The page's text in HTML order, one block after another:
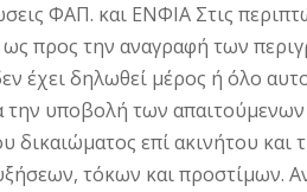
ΦΑΠ. και ΕΝΦΙΑ Στις
προς την αναγραφή των
έχει δηλωθεί μέρος ή όλο
την υποβολή των
δικαιώματος επί ακινήτου
τόκων και προστίμων.